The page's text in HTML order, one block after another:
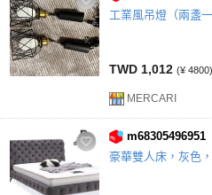
工業風吊燈（兩盞
TWD 1,012 (¥ 4800)
MERCARI
m68305496951
豪華雙人床，灰色